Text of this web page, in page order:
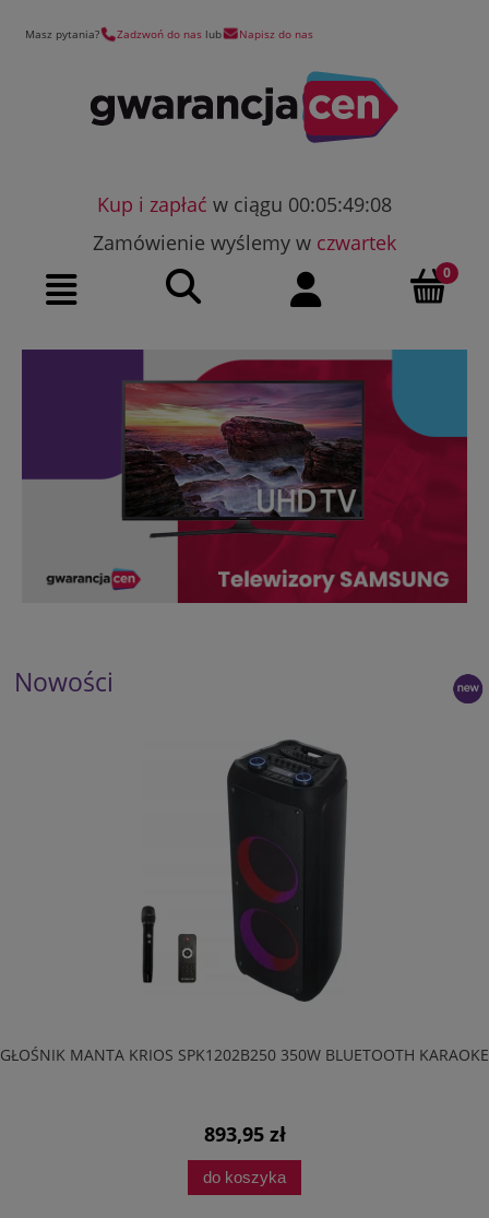
Masz pytania? Zadzwoń do nas lub Napisz do nas
Kup i zapłać w ciągu 00:05:49:07
Zamówienie wyślemy w czwartek
Nowości
GŁOŚNIK MANTA KRIOS SPK1202B250 350W BLUETOOTH KARAOKE
893,95 zł
do koszyka